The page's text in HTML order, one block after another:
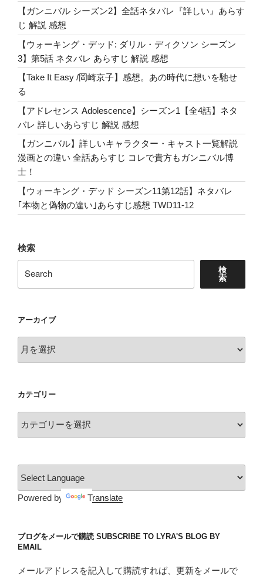
味
『無
情
の
世
界』
The
Song
Sung
By
Darryl
Dixon”
の
【ガンニバル シーズン2】全話ネタバレ『詳しい』あらす
じ 解説 感想
【ウォーキング・デッド: ダリル・ディクソン シーズン
3】第5話 ネタバレ あらすじ 解説 感想
【Take It Easy /岡崎京子】感想。あの時代に想いを馳せ
る
【アドレセンス Adolescence】シーズン1【全4話】ネタ
バレ 詳しいあらすじ 解説 感想
【ガンニバル】詳しいキャラクター・キャスト一覧解説
漫画との違い 全話あらすじ コレで貴方もガンニバル博
士！
【ウォーキング・デッド シーズン11第12話】ネタバレ
｢本物と偽物の違い｣あらすじ感想 TWD11-12
検索
検
索
アーカイブ
ー
ブ
カテゴリー
テ
ー
Powered by Translate
ブログをメールで購読 SUBSCRIBE TO LYRA'S BLOG BY
EMAIL
メールアドレスを記入して購読すれば、更新をメールで